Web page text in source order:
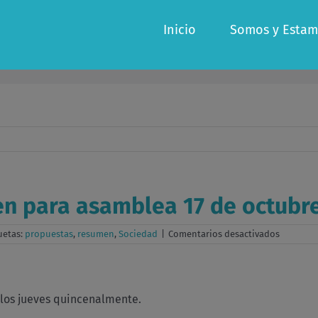
Inicio Somos y
para asamblea 17 de
propuestas, resumen, Sociedad Comentarios desactivadosen
jueves quincenalmente.